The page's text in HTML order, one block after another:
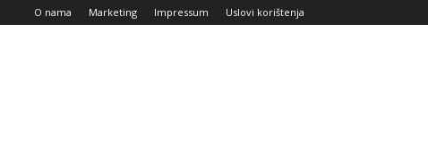
O nama Marketing Impressum Uslovi korištenja